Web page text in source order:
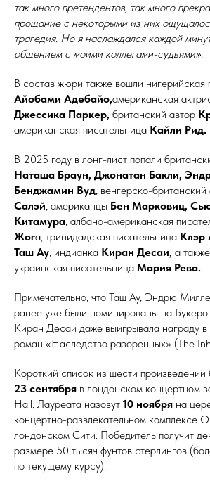
так много претендентов, так много
прощание с некоторыми из них
трагедия. Но я наслаждался каждой
общением с моими коллегами-судьями».
В состав жюри также вошли нигерийская
Айобами Адебайо,американская
Джессика Паркер, британский автор
американская писательница Кайли Рид.
В 2025 году в лонг-лист попали
Наташа Браун, Джонатан Бакли,
Бенджамин Вуд, венгерско-британский
Салэй, американцы Бен Марковиц,
Китамура, албано-американская
Жога, тринидадская писательница Клэр
Таш Ау, индианка Киран Десаи, а
украинская писательница Мария Рева.
Примечательно, что Таш Ау, Эндрю
ранее уже были номинированы на
Киран Десаи даже выигрывала награду
роман «Наследство разоренных» (The
Короткий список из шести произведений
23 сентября в лондонском концертном
Hall. Лауреата назовут 10 ноября на
концертно-развлекательном комплексе
лондонском Сити. Победитель получит
размере 50 тысяч фунтов стерлингов
по текущему курсу).